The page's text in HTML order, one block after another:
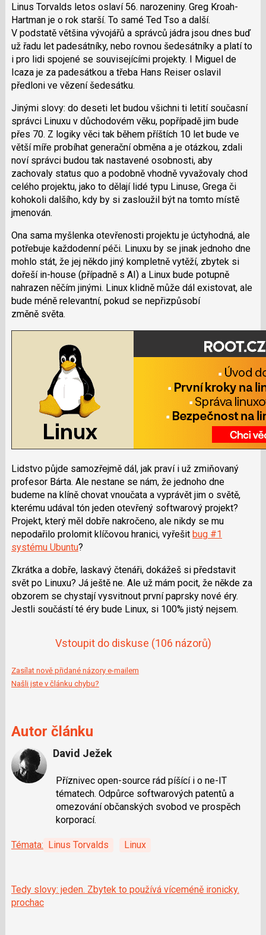
Linus Torvalds letos oslaví 56. narozeniny. Greg Kroah-
Hartman je o rok starší. To samé Ted Tso a další.
V podstatě většina vývojářů a správců jádra jsou dnes buď
už řadu let padesátníky, nebo rovnou šedesátníky a platí to
i pro lidi spojené se souvisejícími projekty. I Miguel de
Icaza je za padesátkou a třeba Hans Reiser oslavil
předloni ve vězení šedesátku.
Jinými slovy: do deseti let budou všichni ti letití současní
správci Linuxu v důchodovém věku, popřípadě jim bude
přes 70. Z logiky věci tak během příštích 10 let bude ve
větší míře probíhat generační obměna a je otázkou, zdali
noví správci budou tak nastavené osobnosti, aby
zachovaly status quo a podobně vhodně vyvažovaly chod
celého projektu, jako to dělají lidé typu Linuse, Grega či
kohokoli dalšího, kdy by si zasloužil být na tomto místě
jmenován.
Ona sama myšlenka otevřenosti projektu je úctyhodná, ale
potřebuje každodenní péči. Linuxu by se jinak jednoho dne
mohlo stát, že jej někdo jiný kompletně vytěží, zbytek si
dořeší in-house (případně s AI) a Linux bude potupně
nahrazen něčím jinými. Linux klidně může dál existovat, ale
bude méně relevantní, pokud se nepřizpůsobí
změně světa.
Lidstvo půjde samozřejmě dál, jak praví i už zmiňovaný
profesor Bárta. Ale nestane se nám, že jednoho dne
budeme na klíně chovat vnoučata a vyprávět jim o světě,
kterému udával tón jeden otevřený softwarový projekt?
Projekt, který měl dobře nakročeno, ale nikdy se mu
nepodařilo prolomit klíčovou hranici, vyřešit bug #1
systému Ubuntu?
Zkrátka a dobře, laskavý čtenáři, dokážeš si představit
svět po Linuxu? Já ještě ne. Ale už mám pocit, že někde za
obzorem se chystají vysvitnout první paprsky nové éry.
Jestli součástí té éry bude Linux, si 100% jistý nejsem.
Vstoupit do diskuse (106 názorů)
Zasílat nově přidané názory e-mailem
Našli jste v článku chybu?
Autor článku
David Ježek
Příznivec open-source rád píšící i o ne-IT
tématech. Odpůrce softwarových patentů a
omezování občanských svobod ve prospěch
korporací.
Témata: Linus Torvalds Linux
Tedy slovy: jeden. Zbytek to používá víceméně ironicky.
prochac